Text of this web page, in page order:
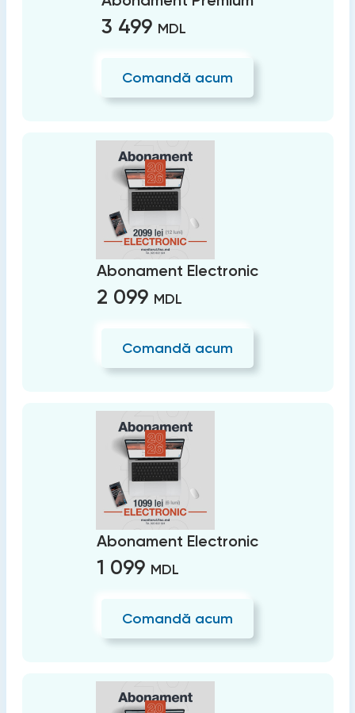
3 499 MDL
Comandă acum
Abonament Electronic
2 099 MDL
Comandă acum
Abonament Electronic
1 099 MDL
Comandă acum